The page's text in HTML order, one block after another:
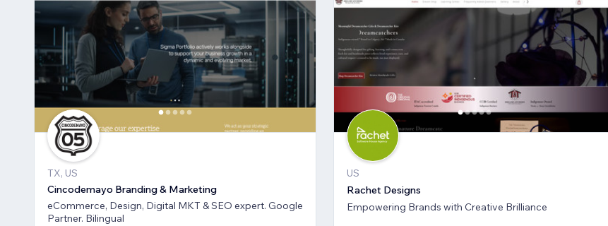
TX, US
Cincodemayo Branding & Marketing
eCommerce, Design, Digital MKT & SEO expert. Google
Partner. Bilingual
US
Rachet Designs
Empowering Brands with Creative Brilliance